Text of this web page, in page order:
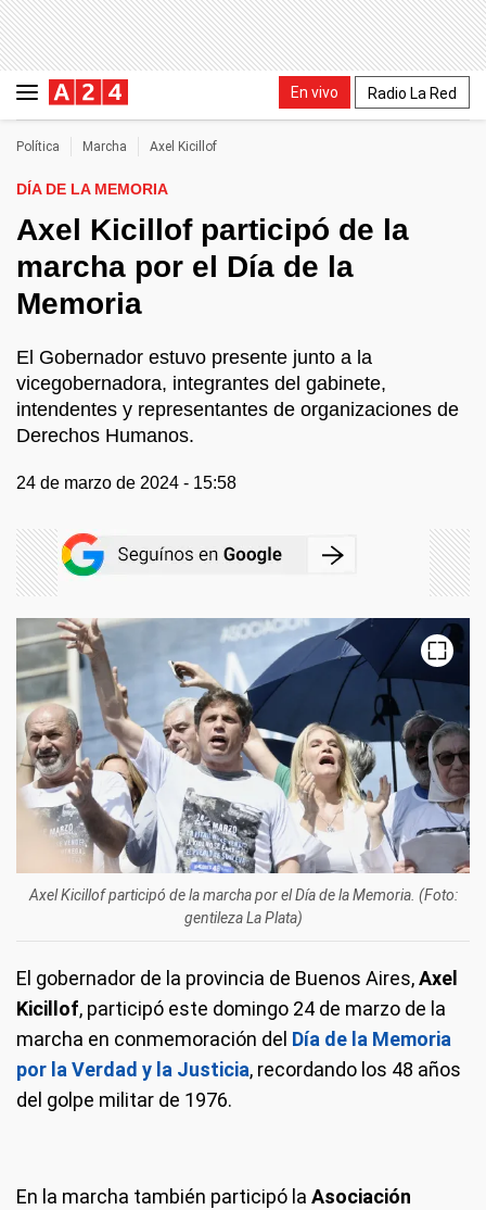
En vivo Radio La Red
Política Marcha Axel Kicillof
DÍA DE LA MEMORIA
Axel Kicillof participó de la
marcha por el Día de la
Memoria
El Gobernador estuvo presente junto a la
vicegobernadora, integrantes del gabinete,
intendentes y representantes de organizaciones de
Derechos Humanos.
24 de marzo de 2024 - 15:58
Axel Kicillof participó de la marcha por el Día de la Memoria. (Foto:
gentileza La Plata)
El gobernador de la provincia de Buenos Aires,Axel
Kicillof, participó este domingo 24 de marzo de la
marcha en conmemoración del Día de la Memoria
por la Verdad y la Justicia, recordando los 48 años
del golpe militar de 1976.
En la marcha también participó la Asociación